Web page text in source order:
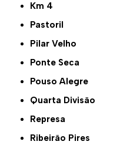
Km 4
Pastoril
Pilar Velho
Ponte Seca
Pouso Alegre
Quarta Divisão
Represa
Ribeirão Pires